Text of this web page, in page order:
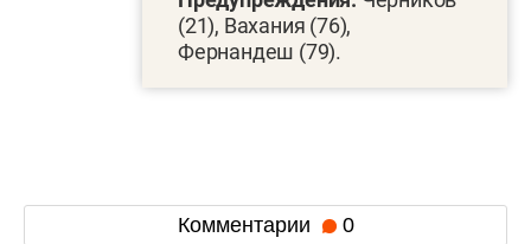
(21), Вахания (76),
Фернандеш (79).
Комментарии 0